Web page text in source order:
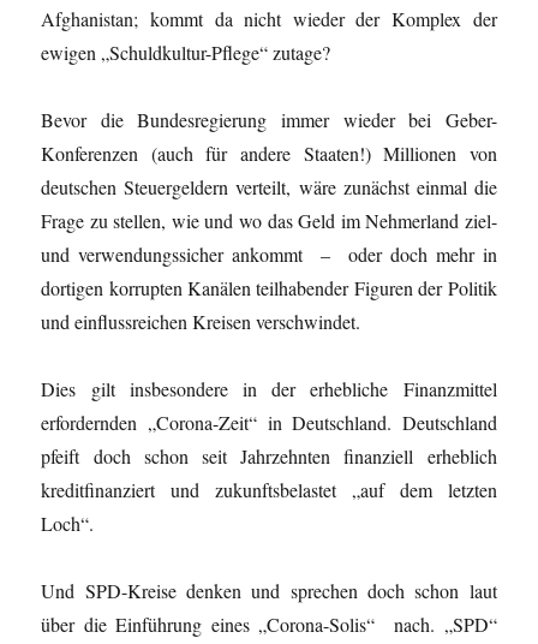
Afghanistan; kommt da nicht wieder der Komplex der
ewigen „Schuldkultur-Pflege“ zutage?
Bevor die Bundesregierung immer wieder bei Geber-
Konferenzen (auch für andere Staaten!) Millionen von
deutschen Steuergeldern verteilt, wäre zunächst einmal die
Frage zu stellen, wie und wo das Geld im Nehmerland ziel-
und verwendungssicher ankommt – oder doch mehr in
dortigen korrupten Kanälen teilhabender Figuren der Politik
und einflussreichen Kreisen verschwindet.
Dies gilt insbesondere in der erhebliche Finanzmittel
erfordernden „Corona-Zeit“ in Deutschland. Deutschland
pfeift doch schon seit Jahrzehnten finanziell erheblich
kreditfinanziert und zukunftsbelastet „auf dem letzten
Loch“.
Und SPD-Kreise denken und sprechen doch schon laut
über die Einführung eines „Corona-Solis“ nach. „SPD“